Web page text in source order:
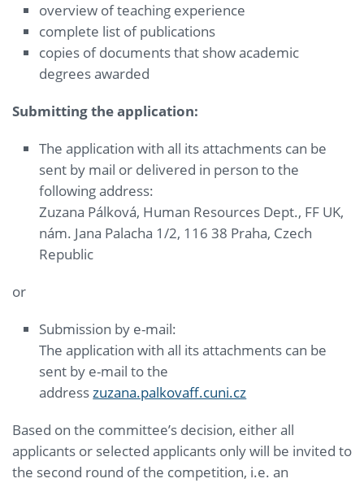
overview of teaching experience
complete list of publications
copies of documents that show academic
degrees awarded
Submitting the application:
The application with all its attachments can be
sent by mail or delivered in person to the
following address:
Zuzana Pálková, Human Resources Dept., FF UK,
nám. Jana Palacha 1/2, 116 38 Praha, Czech
Republic
or
Submission by e-mail:
The application with all its attachments can be
sent by e-mail to the
addresszuzana.palkovaff.cuni.cz
Based on the committee’s decision, either all
applicants or selected applicants only will be invited to
the second round of the competition, i.e. an